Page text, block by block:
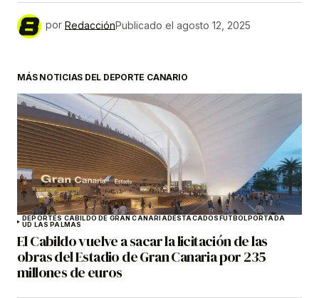
por RedacciónPublicado el agosto 12, 2025
MÁS NOTICIAS DEL DEPORTE CANARIO
DEPORTES CABILDO DE GRAN CANARIADESTACADOS FÚTBOL PORTADA
UD LAS PALMAS
El Cabildo vuelve a sacar la licitación de las
obras del Estadio de Gran Canaria por 235
millones de euros